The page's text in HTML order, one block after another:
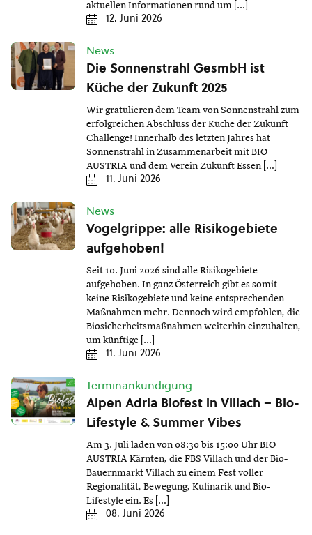
aktuellen Informationen rund um […]
12. Juni 2026
News
Die Sonnenstrahl GesmbH ist
Küche der Zukunft 2025
Wir gratulieren dem Team von Sonnenstrahl zum
erfolgreichen Abschluss der Küche der Zukunft
Challenge! Innerhalb des letzten Jahres hat
Sonnenstrahl in Zusammenarbeit mit BIO
AUSTRIA und dem Verein Zukunft Essen […]
11. Juni 2026
News
Vogelgrippe: alle Risikogebiete
aufgehoben!
Seit 10. Juni 2026 sind alle Risikogebiete
aufgehoben. In ganz Österreich gibt es somit
keine Risikogebiete und keine entsprechenden
Maßnahmen mehr. Dennoch wird empfohlen, die
Biosicherheitsmaßnahmen weiterhin einzuhalten,
um künftige […]
11. Juni 2026
Terminankündigung
Alpen Adria Biofest in Villach – Bio-
Lifestyle & Summer Vibes
Am 3. Juli laden von 08:30 bis 15:00 Uhr BIO
AUSTRIA Kärnten, die FBS Villach und der Bio-
Bauernmarkt Villach zu einem Fest voller
Regionalität, Bewegung, Kulinarik und Bio-
Lifestyle ein. Es […]
08. Juni 2026